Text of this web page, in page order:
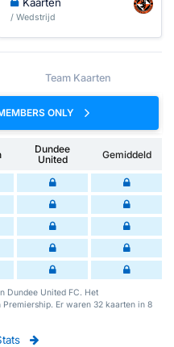
/ Wedstrijd
Team Kaarten
ONLY
Dundee
United
Gemiddeld
Dundee United FC. Het
Er waren 32 kaarten in 8